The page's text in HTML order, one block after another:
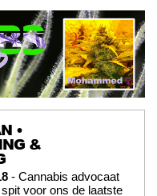
•
&
- Cannabis advocaat
voor ons de laatste